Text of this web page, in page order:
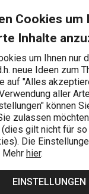
Cookies um
Inhalte
um Ihnen nur
neue Ideen zum
auf "Alles
aller
können
zulassen
gilt nicht für so
Die
Mehr hier.
EINSTELLUNGEN
St., klein